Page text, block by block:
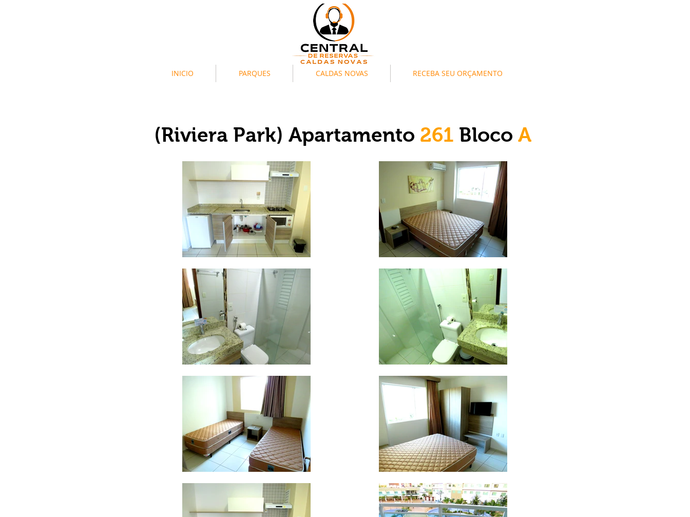
INICIO PARQUES CALDAS NOVAS RECEBA SEU ORÇAMENTO
(Riviera Park) Apartamento 261 Bloco A